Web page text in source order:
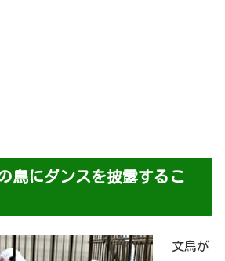
鳥にダンスを披露するこ
文鳥が